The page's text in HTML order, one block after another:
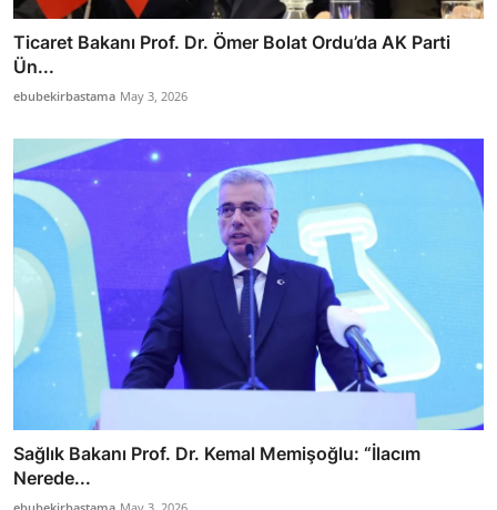
Ticaret Bakanı Prof. Dr. Ömer Bolat Ordu’da AK Parti
Ün...
ebubekirbastama May 3, 2026
Sağlık Bakanı Prof. Dr. Kemal Memişoğlu: “İlacım
Nerede...